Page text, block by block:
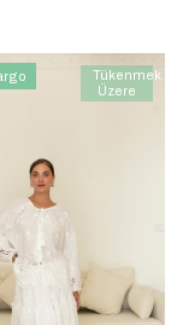
Tükenmek
Üzere